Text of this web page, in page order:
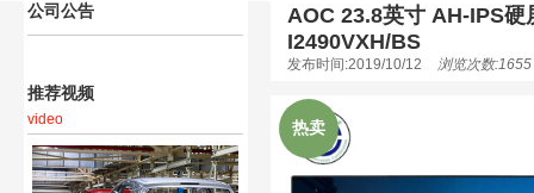
公司公告
推荐视频
video
AOC 23.8英寸 AH-IPS
I2490VXH/BS
发布时间:2019/10/12 浏览次数:1655
热卖